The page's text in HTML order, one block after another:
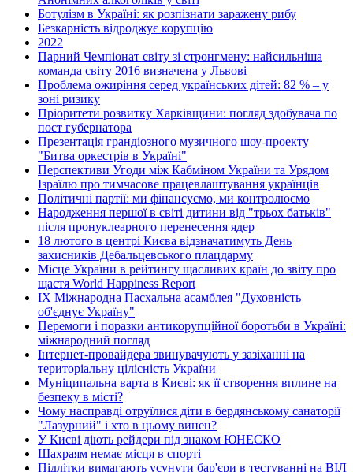
Ботулізм в Україні: як розпізнати заражену рибу
Безкарність відроджує корупцію
2022
Парний Чемпіонат світу зі стронгмену: найсильніша
команда світу 2016 визначена у Львові
Проблема ожиріння серед українських дітей: 82 % – у
зоні ризику
Пріоритети розвитку Харківщини: погляд здобувача по
пост губернатора
Презентація грандіозного музичного шоу-проекту
"Битва оркестрів в Україні"
Перспективи Угоди між Кабміном України та Урядом
Ізраїлю про тимчасове працевлаштування українців
Політичні партії: ми фінансуємо, ми контролюємо
Народження першої в світі дитини від "трьох батьків"
після пронуклеарного перенесення ядер
18 лютого в центрі Києва відзначатимуть День
захисників Дебальцевського плацдарму
Місце України в рейтингу щасливих країн до звіту про
щастя World Happiness Report
ІХ Міжнародна Пасхальна асамблея "Духовність
об'єднує Україну"
Перемоги і поразки антикорупційної боротьби в Україні:
міжнародний погляд
Інтернет-провайдера звинувачують у зазіханні на
територіальну цілісність України
Муніципальна варта в Києві: як її створення вплине на
безпеку в місті?
Чому насправді отруїлися діти в бердянському санаторії
"Лазурний" і хто в цьому винен?
У Києві діють рейдери під знаком ЮНЕСКО
Шахраям немає місця в спорті
Підлітки вимагають усунути бар'єри в тестуванні на ВІЛ